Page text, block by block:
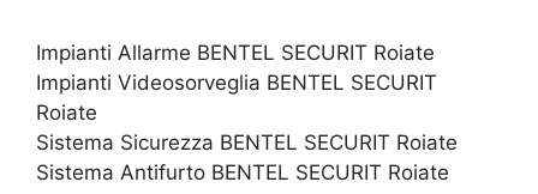
Impianti Allarme BENTEL SECURIT Roiate
Impianti Videosorveglia BENTEL SECURIT
Roiate
Sistema Sicurezza BENTEL SECURIT Roiate
Sistema Antifurto BENTEL SECURIT Roiate